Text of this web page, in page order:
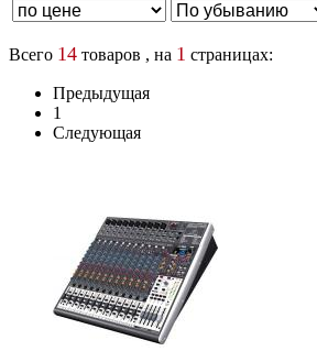
Всего 14 товаров , на 1 страницах:
Предыдущая
1
Следующая